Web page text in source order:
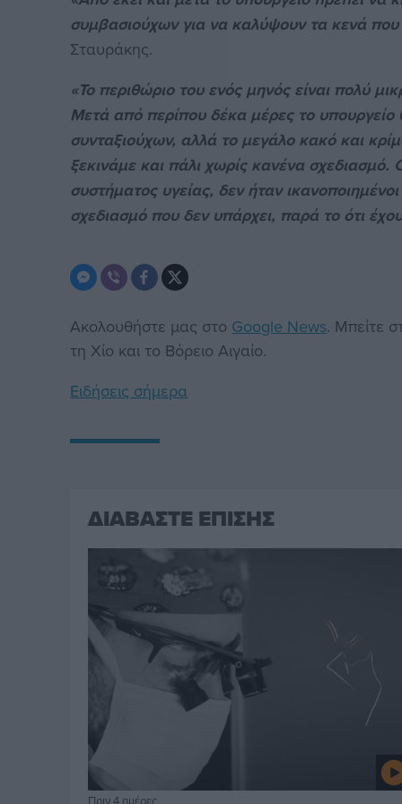
συμβασιούχων για να καλύψουν τα κενά
Σταυράκης.
«Το περιθώριο του ενός μηνός είναι πολύ
Μετά από περίπου δέκα μέρες το υπουργείο
συνταξιούχων, αλλά το μεγάλο κακό και
ξεκινάμε και πάλι χωρίς κανένα σχεδιασμό.
συστήματος υγείας, δεν ήταν
σχεδιασμό που δεν υπάρχει, παρά το ότι
Ακολουθήστε μας στο Google News. Μπείτε
τη Χίο και το Βόρειο Αιγαίο.
Ειδήσεις σήμερα
ΔΙΑΒΑΣΤΕ ΕΠΙΣΗΣ
Πριν 4 ημέρες